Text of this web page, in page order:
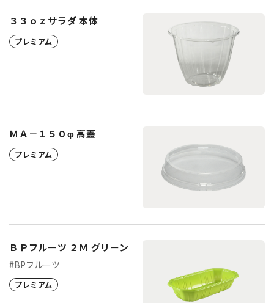
３３ｏｚサラダ 本体
プレミアム
ＭＡ－１５０φ 高蓋
プレミアム
ＢＰフルーツ ２Ｍ グリーン
#BPフルーツ
プレミアム